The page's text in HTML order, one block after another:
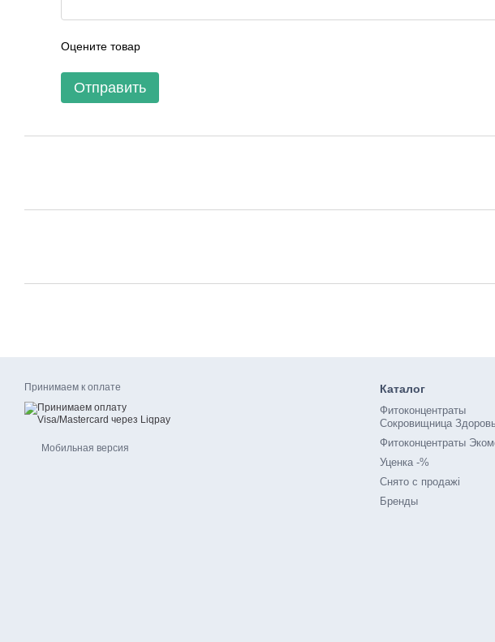
Оцените товар
Отправить
Принимаем к оплате
Мобильная версия
Каталог
Фитоконцентраты
Сокровищница
Фитоконцентраты
Уценка -%
Снято с продажі
Бренды